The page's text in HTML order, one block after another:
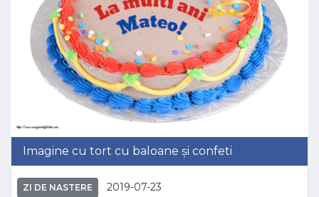
Imagine cu tort cu baloane și confeti
ZI DE NASTERE 2019-07-23